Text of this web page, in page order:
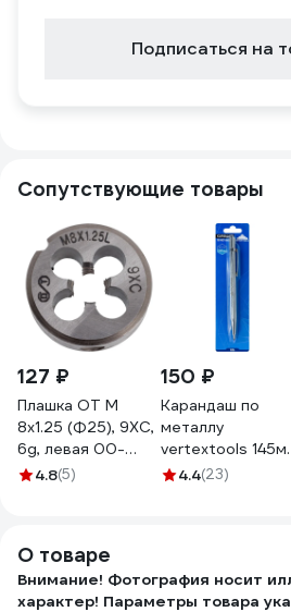
Подписаться на
Сопутствующие товары
127 ₽
Плашка ОТ М
8x1.25 (Ф25), 9ХС,
6g, левая 00-
00000679
4.8(5)
150 ₽
Карандаш по
металлу
vertextools
1806
4.4(23)
О товаре
Внимание! Фотография носит
характер! Параметры товара